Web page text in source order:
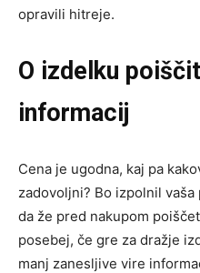
opravili hitreje.
O izdelku
informacij
Cena je ugodna, kaj pa
zadovoljni? Bo izpolnil
da že pred nakupom
posebej, če gre za dražje
manj zanesljive vire